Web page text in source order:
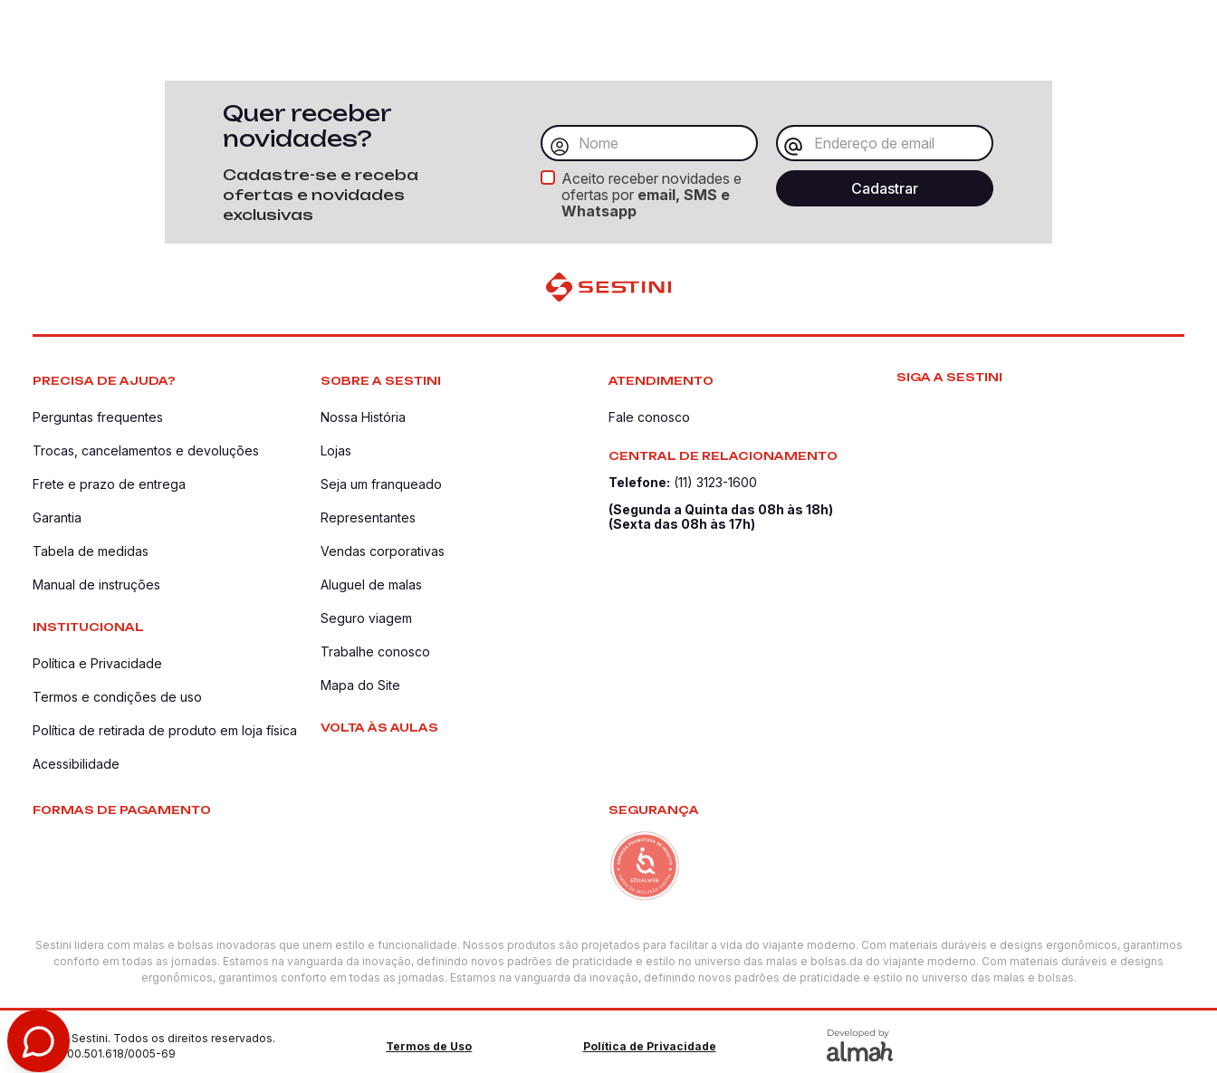
Quer receber
novidades?
Cadastre-se e receba
ofertas e novidades
exclusivas
Aceito receber novidades e
ofertas por email, SMS e
Whatsapp
PRECISA DE AJUDA?
Perguntas frequentes
Trocas, cancelamentos e devoluções
Frete e prazo de entrega
Garantia
Tabela de medidas
Manual de instruções
INSTITUCIONAL
Política e Privacidade
Termos e condições de uso
Política de retirada de produto em loja física
Acessibilidade
SOBRE A SESTINI
Nossa História
Lojas
Seja um franqueado
Representantes
Vendas corporativas
Aluguel de malas
Seguro viagem
Trabalhe conosco
Mapa do Site
VOLTA ÀS AULAS
ATENDIMENTO
Fale conosco
CENTRAL DE RELACIONAMENTO
Telefone: (11) 3123-1600
(Segunda a Quinta das 08h às 18h)
(Sexta das 08h às 17h)
SIGA A SESTINI
FORMAS DE PAGAMENTO SEGURANÇA
Sestini lidera com malas e bolsas inovadoras que unem estilo e funcionalidade. Nossos produtos são projetados para facilitar a vida do viajante moderno. Com materiais duráveis e designs ergonômicos, garantimos
conforto em todas as jornadas. Estamos na vanguarda da inovação, definindo novos padrões de praticidade e estilo no universo das malas e bolsas.da do viajante moderno. Com materiais duráveis e designs
ergonômicos, garantimos conforto em todas as jornadas. Estamos na vanguarda da inovação, definindo novos padrões de praticidade e estilo no universo das malas e bolsas.
©2025 Sestini. Todos os direitos reservados.
CNPJ: 00.501.618/0005-69
Termos de Uso Política de Privacidade